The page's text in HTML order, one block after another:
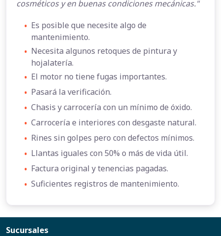
cosméticos y en buenas condiciones mecánicas."
• Es posible que necesite algo de
mantenimiento.
• Necesita algunos retoques de pintura y
hojalatería.
• El motor no tiene fugas importantes.
• Pasará la verificación.
• Chasis y carrocería con un mínimo de óxido.
• Carrocería e interiores con desgaste natural.
• Rines sin golpes pero con defectos mínimos.
• Llantas iguales con 50% o más de vida útil.
• Factura original y tenencias pagadas.
• Suficientes registros de mantenimiento.
Sucursales